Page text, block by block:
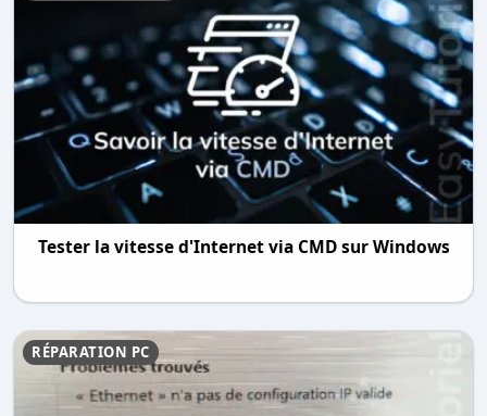
Tester la vitesse d'Internet via CMD sur Windows
RÉPARATION PC